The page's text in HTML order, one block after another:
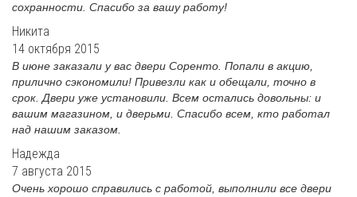
сохранности. Спасибо за вашу работу!
Никита
14 октября 2015
В июне заказали у вас двери Соренто. Попали в акцию,
прилично сэкономили! Привезли как и обещали, точно в
срок. Двери уже установили. Всем остались довольны: и
вашим магазином, и дверьми. Спасибо всем, кто работал
над нашим заказом.
Надежда
7 августа 2015
Очень хорошо справились с работой, выполнили все двери